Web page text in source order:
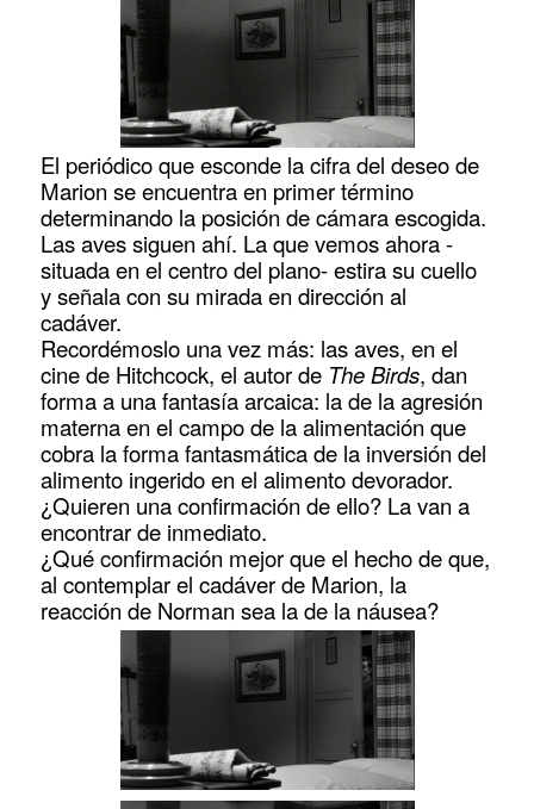
El periódico que esconde la cifra del deseo de
Marion se encuentra en primer término
determinando la posición de cámara escogida.
Las aves siguen ahí. La que vemos ahora -
situada en el centro del plano- estira su cuello
y señala con su mirada en dirección al
cadáver.
Recordémoslo una vez más: las aves, en el
cine de Hitchcock, el autor de The Birds, dan
forma a una fantasía arcaica: la de la agresión
materna en el campo de la alimentación que
cobra la forma fantasmática de la inversión del
alimento ingerido en el alimento devorador.
¿Quieren una confirmación de ello? La van a
encontrar de inmediato.
¿Qué confirmación mejor que el hecho de que,
al contemplar el cadáver de Marion, la
reacción de Norman sea la de la náusea?